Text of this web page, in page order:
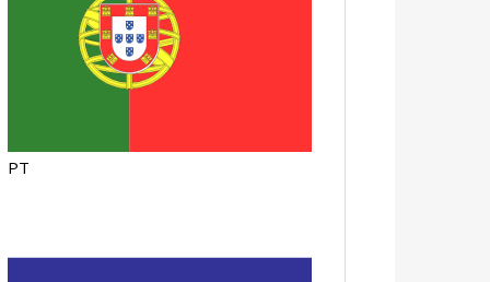
PT